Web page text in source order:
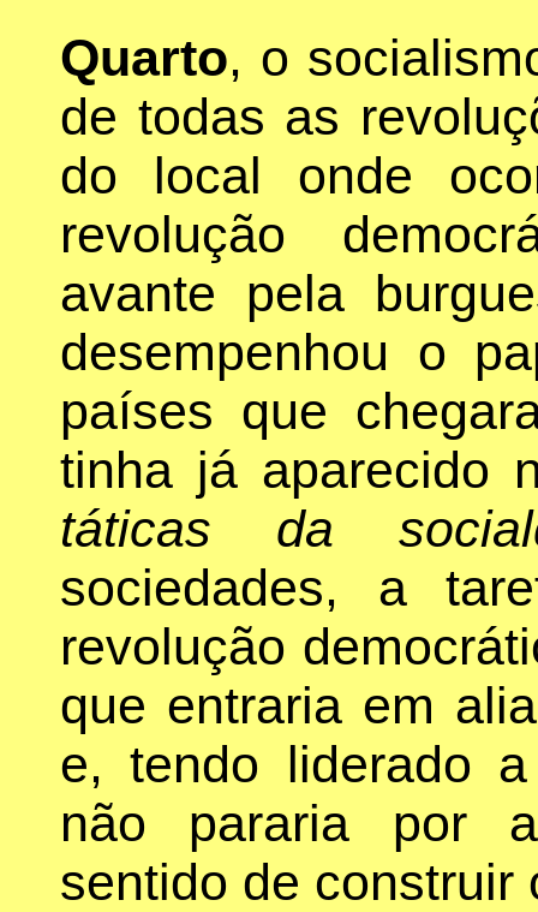
Quarto, o
de todas as
do local onde
revolução
avante pela
desempenhou o
países que
tinha já aparecido
táticas da
sociedades, a
revolução
que entraria em
e, tendo liderado
não pararia por
sentido de construir